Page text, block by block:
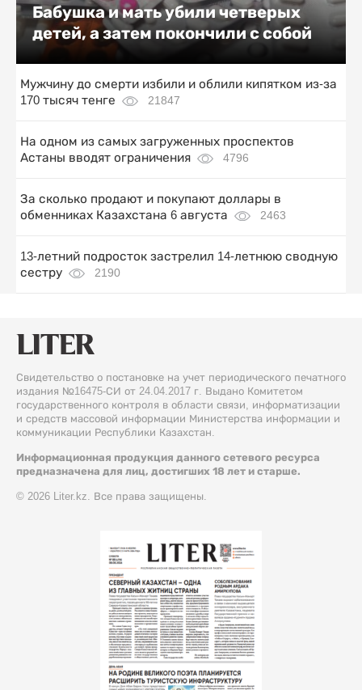
Бабушка и мать убили четверых
детей, а затем покончили с собой
Мужчину до смерти избили и облили кипятком из-за
170 тысяч тенге
21847
На одном из самых загруженных проспектов
Астаны вводят ограничения
4796
За сколько продают и покупают доллары в
обменниках Казахстана 6 августа
2463
13-летний подросток застрелил 14-летнюю сводную
сестру
2190
Свидетельство о постановке на учет периодического печатного
издания №16475-СИ от 24.04.2017 г. Выдано Комитетом
государственного контроля в области связи, информатизации
и средств массовой информации Министерства информации и
коммуникации Республики Казахстан.
Информационная продукция данного сетевого ресурса
предназначена для лиц, достигших 18 лет и старше.
© 2026 Liter.kz. Все права защищены.